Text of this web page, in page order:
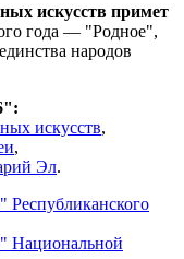
искусств примет
года — "Родное",
народов
искусств,
,
Эл.